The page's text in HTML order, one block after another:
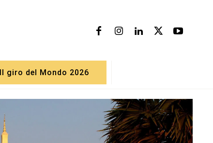
Il giro del Mondo 2026